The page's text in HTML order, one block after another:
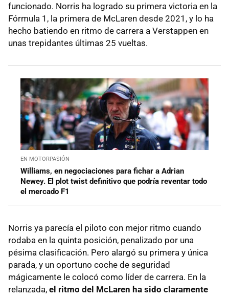
funcionado. Norris ha logrado su primera victoria en la
Fórmula 1, la primera de McLaren desde 2021, y lo ha
hecho batiendo en ritmo de carrera a Verstappen en
unas trepidantes últimas 25 vueltas.
EN MOTORPASIÓN
Williams, en negociaciones para fichar a Adrian
Newey. El plot twist definitivo que podría reventar todo
el mercado F1
Norris ya parecía el piloto con mejor ritmo cuando
rodaba en la quinta posición, penalizado por una
pésima clasificación. Pero alargó su primera y única
parada, y un oportuno coche de seguridad
mágicamente le colocó como líder de carrera. En la
relanzada, el ritmo del McLaren ha sido claramente